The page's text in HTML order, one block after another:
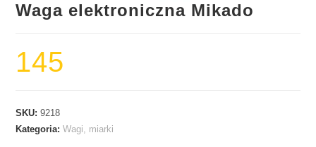
Waga elektroniczna Mikado
145
SKU:9218
Kategoria:Wagi, miarki